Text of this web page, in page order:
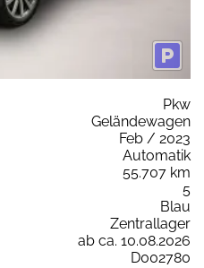
Pkw
Geländewagen
Feb / 2023
Automatik
55.707 km
5
Blau
Zentrallager
ab ca. 10.08.2026
D002780